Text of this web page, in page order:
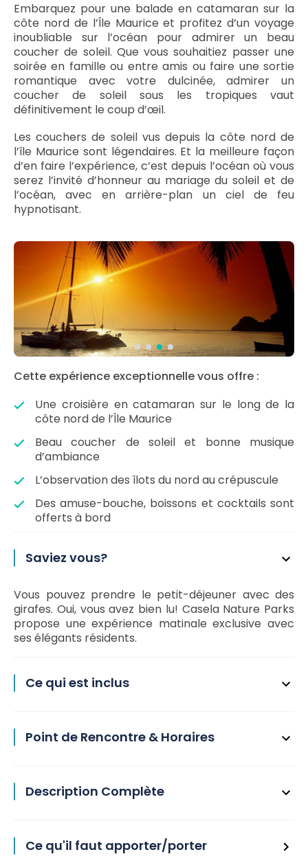
Embarquez pour une balade en catamaran sur la
côte nord de l’Île Maurice et profitez d’un voyage
inoubliable sur l’océan pour admirer un beau
coucher de soleil. Que vous souhaitiez passer une
soirée en famille ou entre amis ou faire une sortie
romantique avec votre dulcinée, admirer un
coucher de soleil sous les tropiques vaut
définitivement le coup d’œil.
Les couchers de soleil vus depuis la côte nord de
l’île Maurice sont légendaires. Et la meilleure façon
d’en faire l’expérience, c’est depuis l’océan où vous
serez l’invité d’honneur au mariage du soleil et de
l’océan, avec en arrière-plan un ciel de feu
hypnotisant.
Cette expérience exceptionnelle vous offre :
Une croisière en catamaran sur le long de la
côte nord de l’Île Maurice
Beau coucher de soleil et bonne musique
d’ambiance
L’observation des îlots du nord au crépuscule
Des amuse-bouche, boissons et cocktails sont
offerts à bord
Saviez vous?
Vous pouvez prendre le petit-déjeuner avec des
girafes. Oui, vous avez bien lu! Casela Nature Parks
propose une expérience matinale exclusive avec
ses élégants résidents.
Ce qui est inclus
Point de Rencontre & Horaires
Description Complète
Ce qu'il faut apporter/porter